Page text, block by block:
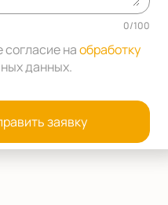
0/100
согласие наобработку
данных.
заявку